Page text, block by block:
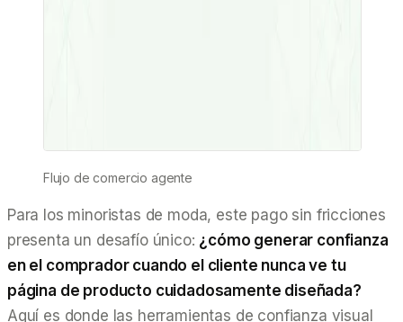
Flujo de comercio agente
Para los minoristas de moda, este pago sin fricciones
presenta un desafío único: ¿cómo generar confianza
en el comprador cuando el cliente nunca ve tu
página de producto cuidadosamente diseñada?
Aquí es donde las herramientas de confianza visual